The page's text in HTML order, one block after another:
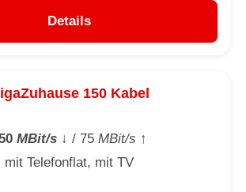
Details
150 Kabel
MBit/s↓ / 75MBit/s ↑
mit Telefonflat, mit TV